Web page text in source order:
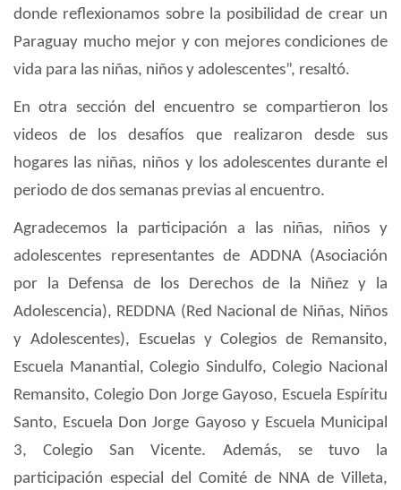
donde reflexionamos sobre la posibilidad de crear un
Paraguay mucho mejor y con mejores condiciones de
vida para las niñas, niños y adolescentes”, resaltó.
En otra sección del encuentro se compartieron los
videos de los desafos que realizaron desde sus
hogares las niñas, niños y los adolescentes durante el
periodo de dos semanas previas al encuentro.
Agradecemos la participación a las niñas, niños y
adolescentes representantes de ADDNA (Asociación
por la Defensa de los Derechos de la Niñez y la
Adolescencia), REDDNA (Red Nacional de Niñas, Niños
y Adolescentes), Escuelas y Colegios de Remansito,
Escuela Manantial, Colegio Sindulfo, Colegio Nacional
Remansito, Colegio Don Jorge Gayoso, Escuela Espíritu
Santo, Escuela Don Jorge Gayoso y Escuela Municipal
3, Colegio San Vicente. Además, se tuvo la
participación especial del Comité de NNA de Villeta,